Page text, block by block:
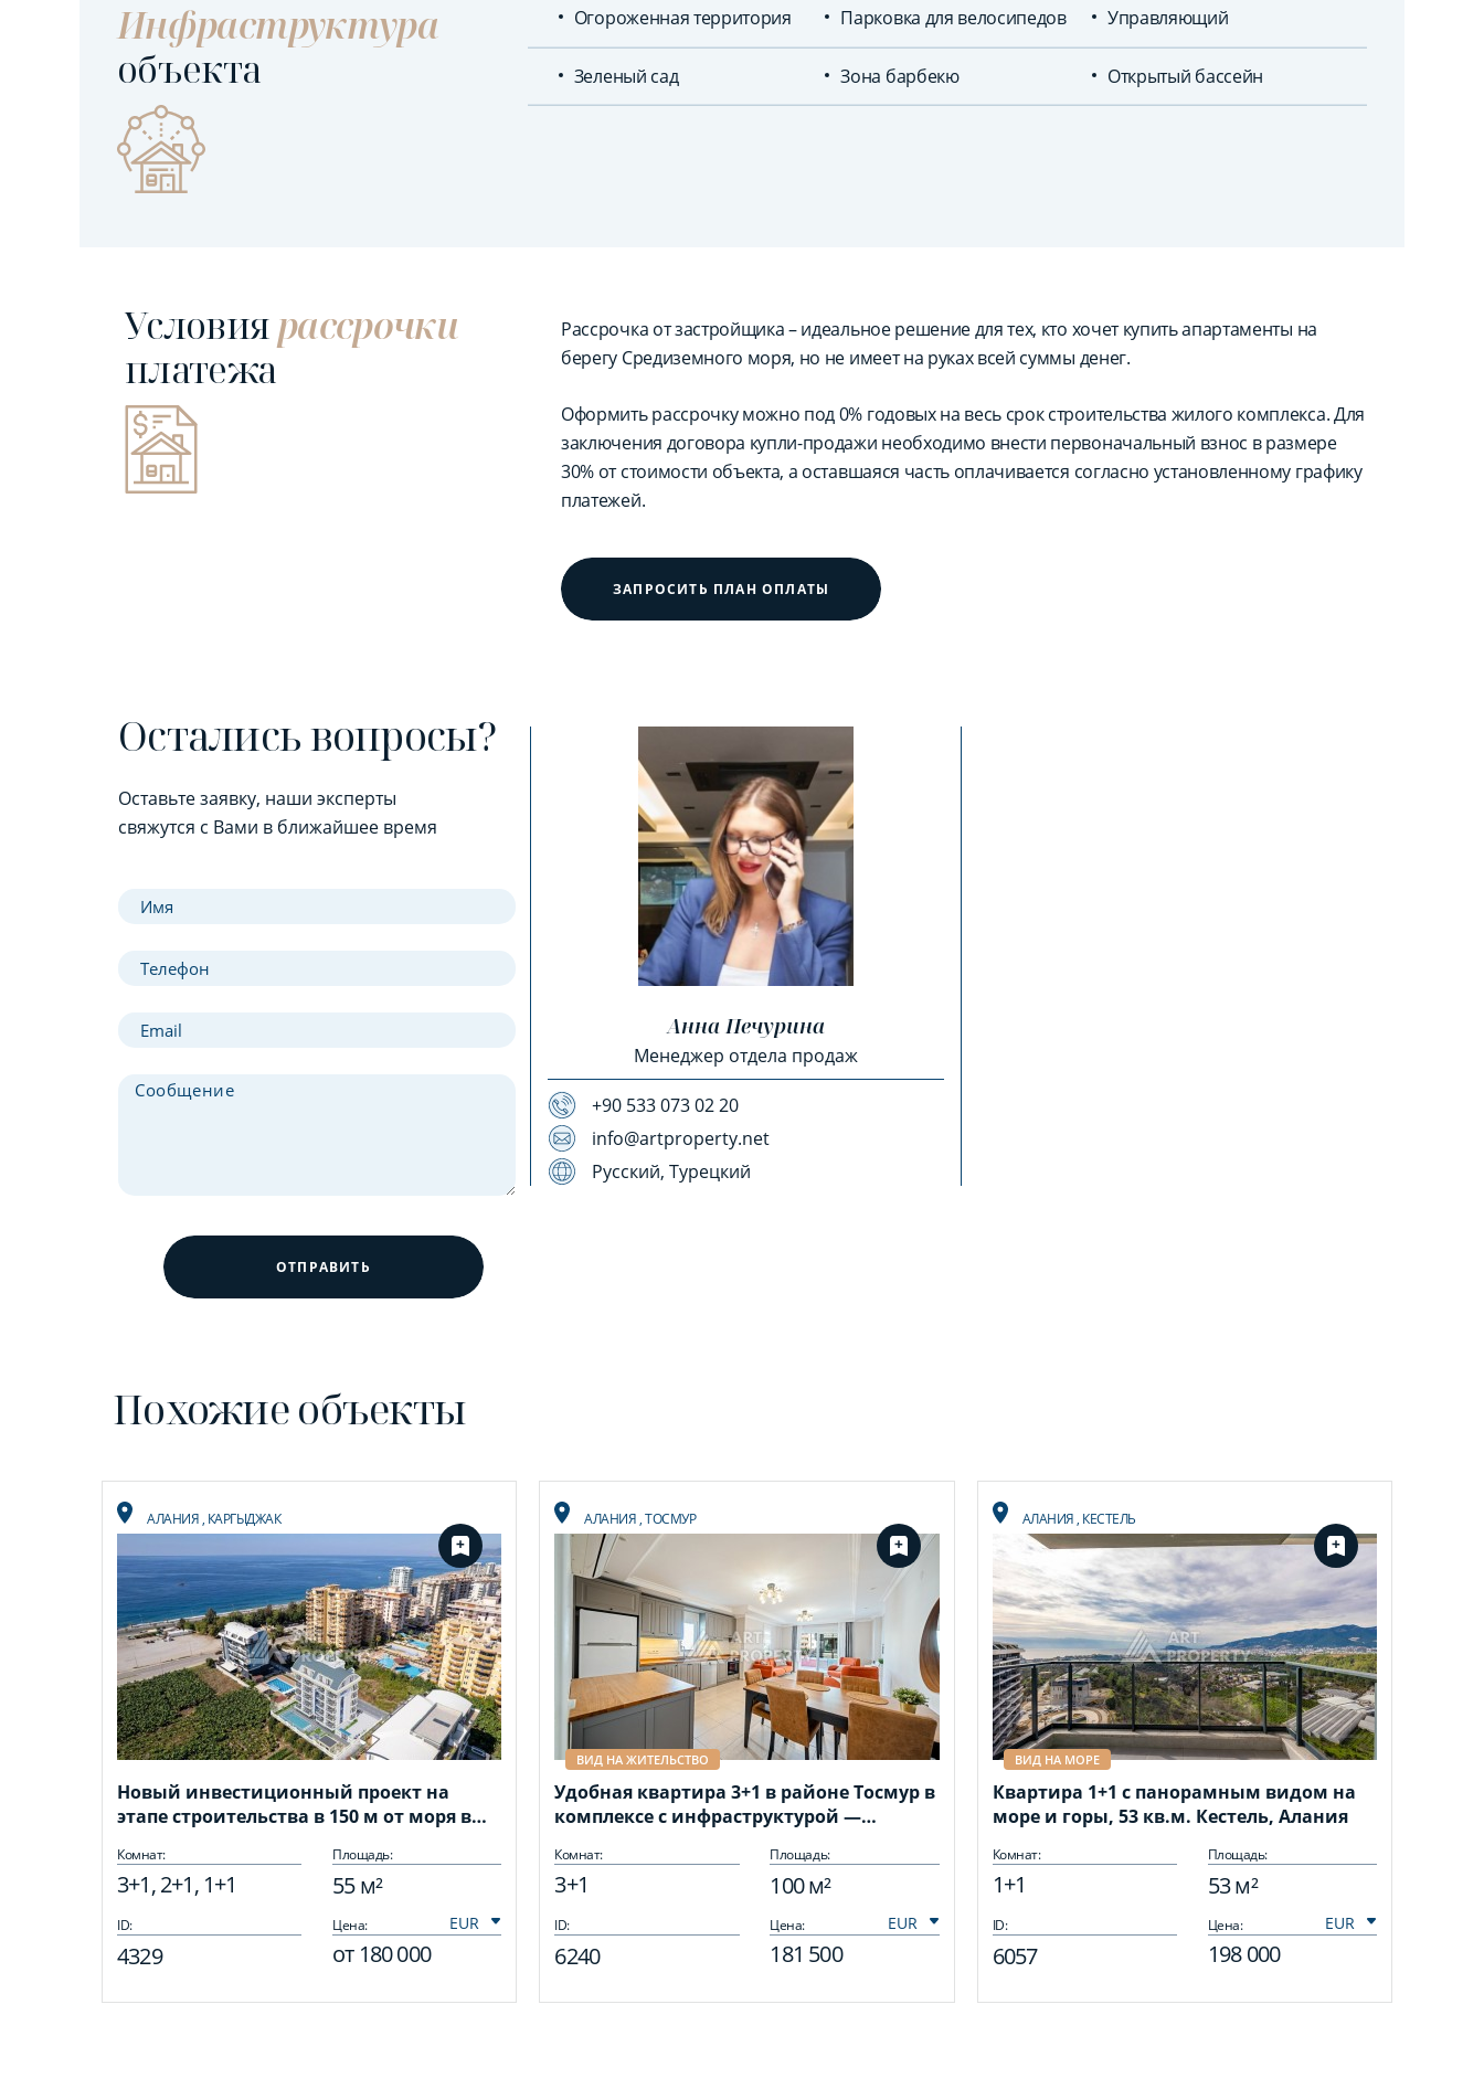
Инфраструктура
объекта
Огороженная территория Парковка для велосипедов Управляющий
Зеленый сад Зона барбекю Открытый бассейн
Условиярассрочки
платежа
Рассрочка от застройщика – идеальное решение для тех, кто хочет купить апартаменты на
берегу Средиземного моря, но не имеет на руках всей суммы денег.
Оформить рассрочку можно под 0% годовых на весь срок строительства жилого комплекса. Для
заключения договора купли-продажи необходимо внести первоначальный взнос в размере
30% от стоимости объекта, а оставшаяся часть оплачивается согласно установленному графику
платежей.
ЗАПРОСИТЬ ПЛАН ОПЛАТЫ
Остались вопросы?
Оставьте заявку, наши эксперты
свяжутся с Вами в ближайшее время
ОТПРАВИТЬ
Анна Печурина
Менеджер отдела продаж
+90 533 073 02 20
info@artproperty.net
Русский, Турецкий
Похожие объекты
АЛАНИЯ, КАРГЫДЖАК
Новый инвестиционный проект на
этапе строительства в 150 м от моря в
Комнат:
3+1, 2+1, 1+1
Площадь:
55 м²
ID:
4329
Цена:
от 180 000
АЛАНИЯ,ТОСМУР
ВИД НА ЖИТЕЛЬСТВО
Удобная квартира 3+1 в районе Тосмур в
комплексе с инфраструктурой —
проживания.
Комнат:
3+1
Площадь:
100 м²
ID:
6240
Цена:
181 500
АЛАНИЯ, КЕСТЕЛЬ
ВИД НА МОРЕ
Квартира 1+1 с панорамным видом на
море и горы, 53 кв.м. Кестель, Алания
Комнат:
1+1
Площадь:
53 м²
ID:
6057
Цена:
198 000